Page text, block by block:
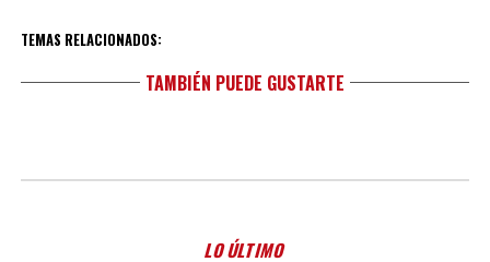
TEMAS RELACIONADOS:
TAMBIÉN PUEDE GUSTARTE
LO ÚLTIMO